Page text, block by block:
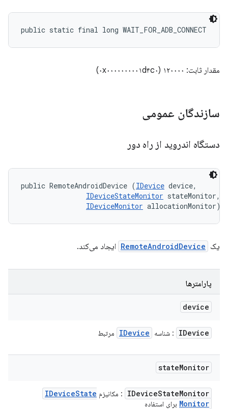
public static final long WAIT_FOR_ADB_CONNECT
مقدار ثابت: ۱۲۰۰۰۰ (۰x۰۰۰۰۰۰۰۰۰۱d۴c۰)
سازندگان عمومی
دستگاه اندروید از راه دور
public RemoteAndroidDevice (IDevice device,
IDeviceStateMonitor stateMonitor,
IDeviceMonitor allocationMonitor)
یک RemoteAndroidDevice ایجاد می‌کند.
پارامترها
device
IDevice : شناسه IDevice مرتبط
stateMonitor
IDeviceStateMonitor : مکانیزم IDeviceState
Monitor برای استفاده